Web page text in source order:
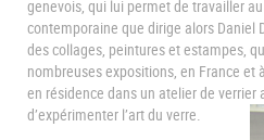
genevois, qui lui permet de travailler
contemporaine que dirige alors Daniel
des collages, peintures et estampes,
nombreuses expositions, en France et
en résidence dans un atelier de
d’expérimenter l’art du verre.